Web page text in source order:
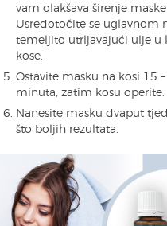
vam olakšava širenje
Usredotočite se uglavnom
temeljito utrljavajući ulje u
kose.
Ostavite masku na kosi 15
minuta, zatim kosu operite.
Nanesite masku dvaput
što boljih rezultata.